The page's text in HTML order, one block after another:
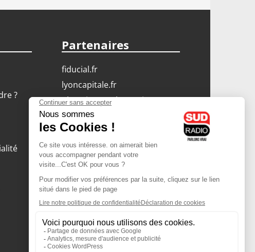
?
Partenaires
fiducial.fr
lyoncapitale.fr
olympique-et-lyonnais.com
L'application Iphone
/ Android
Téléchargez l'application
Les cookies
Gestion des cookies